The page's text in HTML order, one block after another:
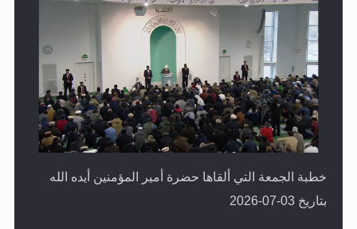
خطبة الجمعة التي ألقاها حضرة أمير المؤمنين أيده الله
بتاريخ 03-07-2026